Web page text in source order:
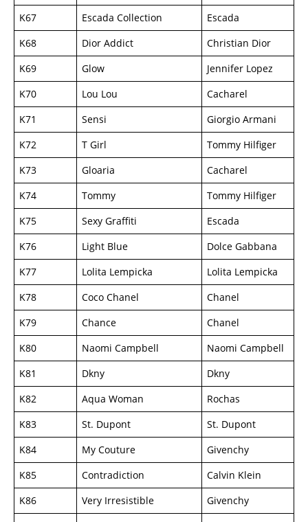
K67
Escada Collection
Escada
K68
Dior Addict
Christian Dior
K69
Glow
Jennifer Lopez
K70
Lou Lou
Cacharel
K71
Sensi
Giorgio Armani
K72
T Girl
Tommy Hilfiger
K73
Gloaria
Cacharel
K74
Tommy
Tommy Hilfiger
K75
Sexy Graffiti
Escada
K76
Light Blue
Dolce Gabbana
K77
Lolita Lempicka
Lolita Lempicka
K78
Coco Chanel
Chanel
K79
Chance
Chanel
K80
Naomi Campbell
Naomi Campbell
K81
Dkny
Dkny
K82
Aqua Woman
Rochas
K83
St. Dupont
St. Dupont
K84
My Couture
Givenchy
K85
Contradiction
Calvin Klein
K86
Very Irresistible
Givenchy